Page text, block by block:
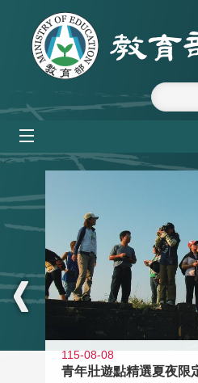
跳到主要內容區塊
:::
115-08-08
青年壯遊點精選夏夜限